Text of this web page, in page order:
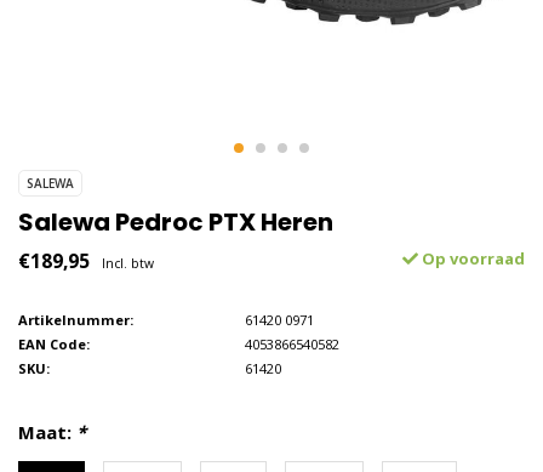
SALEWA
Salewa Pedroc PTX Heren
€189,95 Incl. btw Op voorraad
Artikelnummer:
61420 0971
EAN Code:
4053866540582
SKU:
61420
Maat: *